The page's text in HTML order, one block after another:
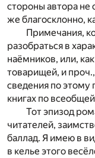
стороны автора не
же благосклонно,
Примечания,
разобраться в
наёмников, или,
товарищей, и
сведения по этому
книгах по
Тот эпизод
читателей,
баллад. Я имею в
в келье этого